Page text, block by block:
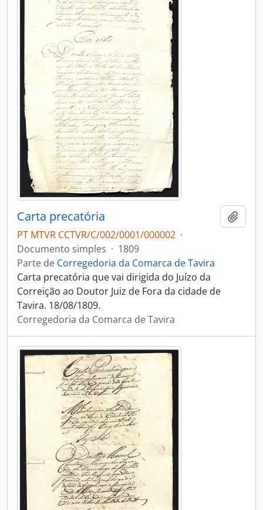
Carta precatória
PT MTVR CCTVR/C/002/0001/000002 ·
Documento simples · 1809
Parte de Corregedoria da Comarca de Tavira
Carta precatória que vai dirigida do Juízo da
Correição ao Doutor Juiz de Fora da cidade de
Tavira. 18/08/1809.
Corregedoria da Comarca de Tavira